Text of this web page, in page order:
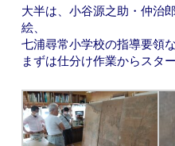
大半は、小谷源之助・仲治
絵、
七浦尋常小学校の指導要領
まずは仕分け作業からスタ